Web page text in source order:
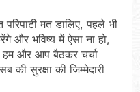
परिपाटी मत डालिए, पहले भी
और भविष्य में ऐसा ना हो,
हम और आप बैठकर चर्चा
की सुरक्षा की जिम्मेदारी